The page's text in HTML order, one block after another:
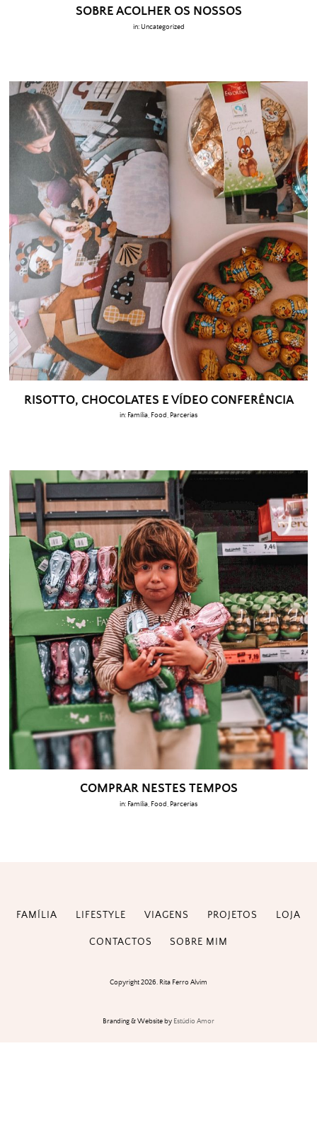
SOBRE ACOLHER OS NOSSOS
in: Uncategorized
RISOTTO, CHOCOLATES E VÍDEO CONFERÊNCIA
in: Família Food Parcerias
COMPRAR NESTES TEMPOS
in: Família Food Parcerias
FAMÍLIA LIFESTYLE VIAGENS PROJETOS LOJA
CONTACTOS SOBRE MIM
Copyright 2026. Rita Ferro Alvim
Branding & Website by Estúdio Amor